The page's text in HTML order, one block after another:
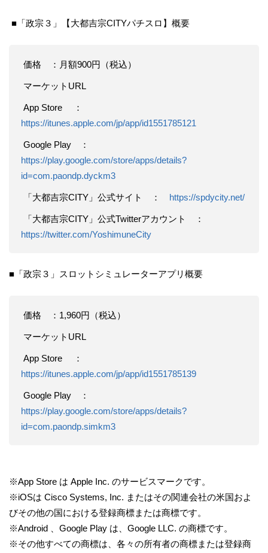
■「政宗３」【大都吉宗CITYパチスロ】概要
価格 ：月額900円（税込）
マーケットURL
App Store ：
https://itunes.apple.com/jp/app/id1551785121
Google Play ：
https://play.google.com/store/apps/details?
id=com.paondp.dyckm3
「大都吉宗CITY」公式サイト ： https://spdycity.net/
「大都吉宗CITY」公式Twitterアカウント ：
https://twitter.com/YoshimuneCity
■「政宗３」スロットシミュレーターアプリ概要
価格 ：1,960円（税込）
マーケットURL
App Store ：
https://itunes.apple.com/jp/app/id1551785139
Google Play ：
https://play.google.com/store/apps/details?
id=com.paondp.simkm3
※App Store は Apple Inc. のサービスマークです。
※iOSは Cisco Systems, Inc. またはその関連会社の米国およ
びその他の国における登録商標または商標です。
※Android 、Google Play は、Google LLC. の商標です。
※その他すべての商標は、各々の所有者の商標または登録商